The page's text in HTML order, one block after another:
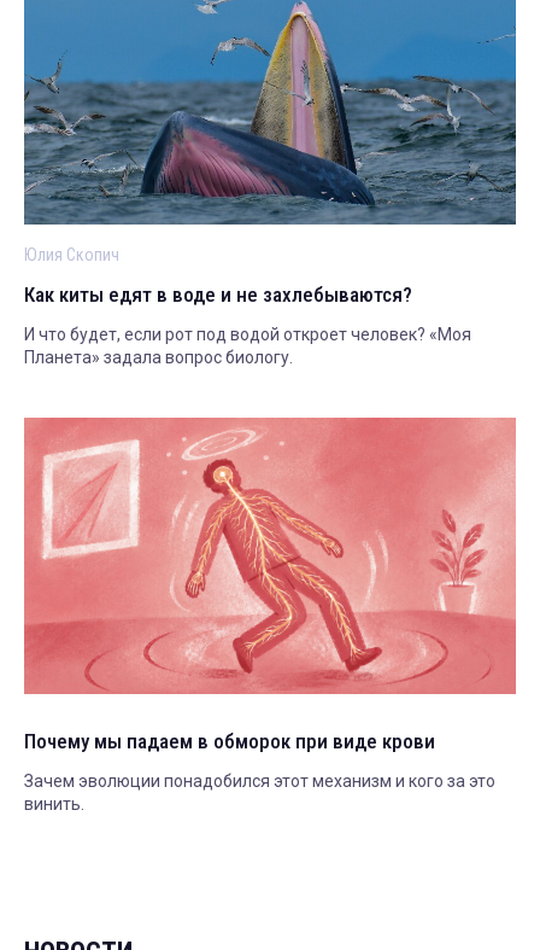
Юлия Скопич
Как киты едят в воде и не захлебываются?
И что будет, если рот под водой откроет человек? «Моя
Планета» задала вопрос биологу.
Почему мы падаем в обморок при виде крови
Зачем эволюции понадобился этот механизм и кого за это
винить.